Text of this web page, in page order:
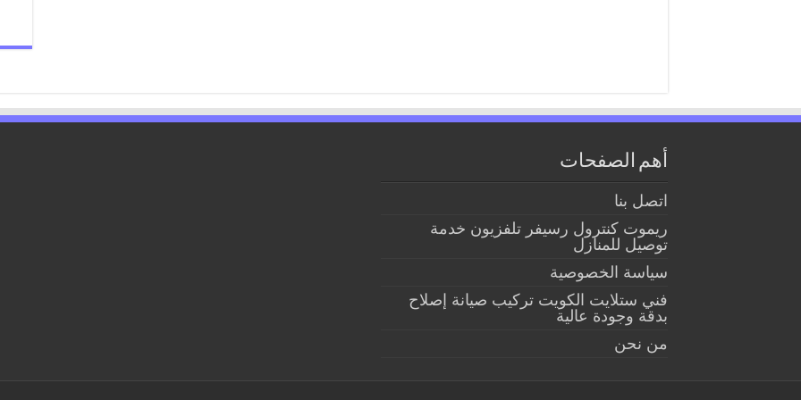
أهم الصفحات
اتصل بنا
ريموت كنترول رسيفر تلفزيون خدمة
توصيل للمنازل
سياسة الخصوصية
فني ستلايت الكويت تركيب صيانة إصلاح
بدقة وجودة عالية
من نحن